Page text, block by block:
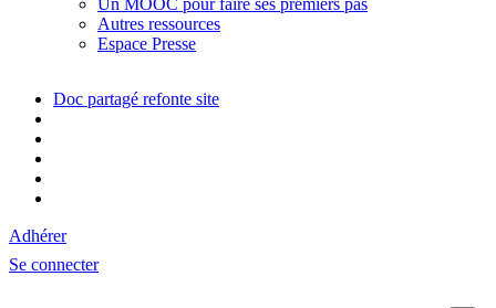
Un MOOC pour faire ses premiers pas
Autres ressources
Espace Presse
Doc partagé refonte site
Adhérer
Se connecter